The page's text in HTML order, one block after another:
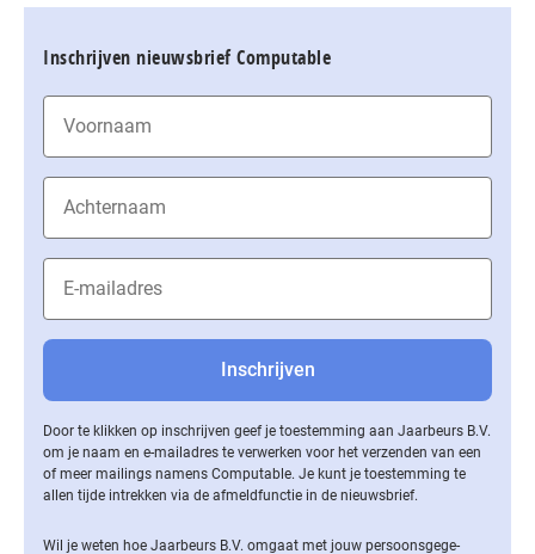
Inschrijven nieuwsbrief Computable
Door te klikken op inschrijven geef je toestemming aan Jaarbeurs B.V.
om je naam en e-mailadres te verwerken voor het verzenden van een
of meer mailings namens Computable. Je kunt je toestemming te
allen tijde intrekken via de af­meld­func­tie in de nieuwsbrief.
Wil je weten hoe Jaarbeurs B.V. omgaat met jouw per­soons­ge­ge­